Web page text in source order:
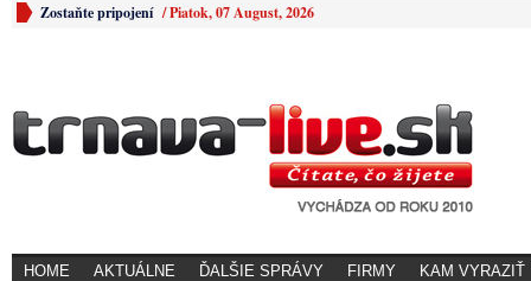
Zostaňte pripojení /Piatok, 07 August, 2026
HOME AKTUÁLNE ĎALŠIE SPRÁVY FIRMY KAM VYRAZIŤ